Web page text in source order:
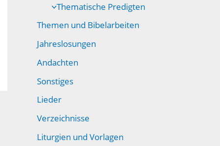
Thematische Predigten
Themen und Bibelarbeiten
Jahreslosungen
Andachten
Sonstiges
Lieder
Verzeichnisse
Liturgien und Vorlagen